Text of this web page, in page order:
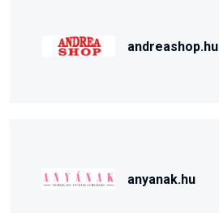
andreashop.hu
anyanak.hu